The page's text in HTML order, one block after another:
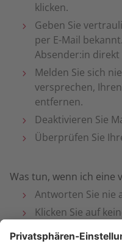
klicken.
Geben Sie
per E-Mail
Absender:in
Melden Sie sich
versprechen,
entfernen.
Deaktivieren Sie
Überprüfen Sie
Was tun, wenn ich eine
Antworten Sie nie
Klicken Sie auf
Öffnen Sie keine